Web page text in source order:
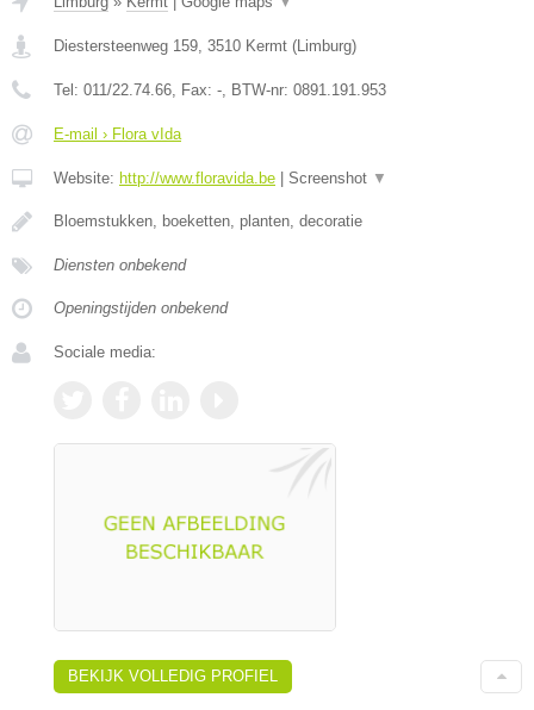
Diestersteenweg 159 3510 Kermt (Limburg)
Tel: 011/22.74.66 , Fax: - , BTW-nr: 0891.191.953
E-mail › Flora vIda
Website: http://www.floravida.be | Screenshot ▼
Bloemstukken, boeketten, planten, decoratie
Diensten onbekend
Openingstijden onbekend
Sociale media:
BEKIJK VOLLEDIG PROFIEL